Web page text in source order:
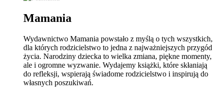
Mamania
Wydawnictwo Mamania powstało z myślą o tych wszystkich,
dla których rodzicielstwo to jedna z najważniejszych przygód
życia. Narodziny dziecka to wielka zmiana, piękne momenty,
ale i ogromne wyzwanie. Wydajemy książki, które skłaniają
do refleksji, wspierają świadome rodzicielstwo i inspirują do
własnych poszukiwań.